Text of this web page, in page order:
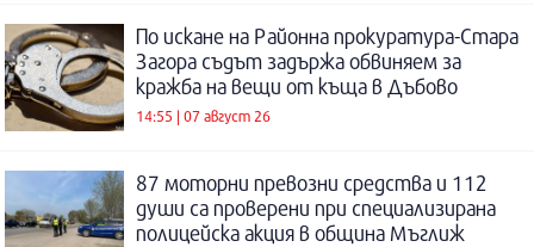
По искане на Районна прокуратура-Стара
Загора съдът задържа обвиняем за
кражба на вещи от къща в Дъбово
14:55 | 07 август 26
87 моторни превозни средства и 112
души са проверени при специализирана
полицейска акция в община Мъглиж